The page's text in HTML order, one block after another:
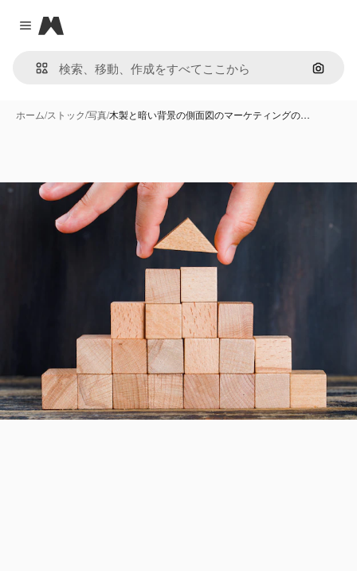
Close menu
Magnific
画像で
ホーム/ストック/写真/木製と暗い背景の側面図のマーケティングの…